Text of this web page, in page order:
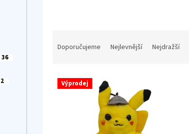
36
2
n
Doporučujeme Nejlevnější Nejdražší
V Výprodej